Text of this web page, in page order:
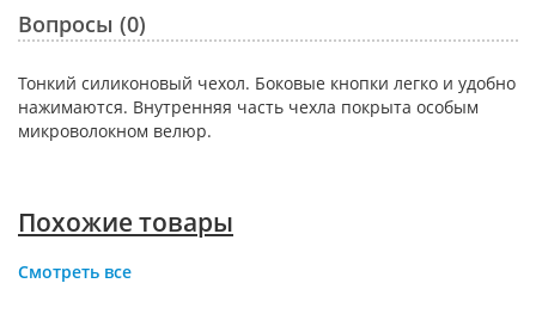
Вопросы (0)
Тонкий силиконовый чехол. Боковые кнопки легко и удобно
нажимаются. Внутренняя часть чехла покрыта особым
микроволокном велюр.
Похожие товары
Смотреть все